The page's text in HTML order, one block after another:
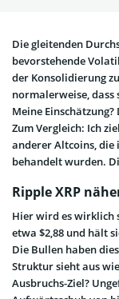
Die gleitenden
bevorstehende
der Konsolidierung
normalerweise,
Meine
Zum Vergleich: Ich
anderer Altcoins, die
behandelt wurden.
Ripple XRP
Hier wird es wirklich
etwa $2,88 und hält
Die Bullen haben
Struktur sieht aus
Ausbruchs-Ziel?